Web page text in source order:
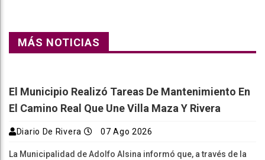
MÁS NOTICIAS
El Municipio Realizó Tareas De Mantenimiento En
El Camino Real Que Une Villa Maza Y Rivera
Diario De Rivera 07 Ago 2026
La Municipalidad de Adolfo Alsina informó que, a través de la